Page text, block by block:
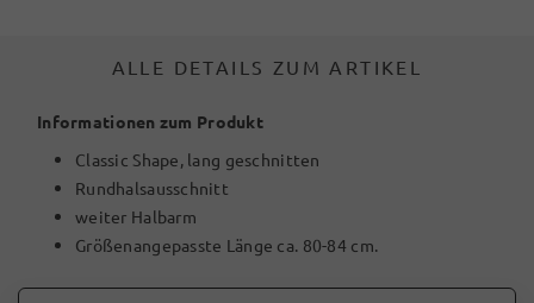
ALLE DETAILS ZUM ARTIKEL
Informationen zum Produkt
Classic Shape, lang geschnitten
Rundhalsausschnitt
weiter Halbarm
Größenangepasste Länge ca. 80-84 cm.